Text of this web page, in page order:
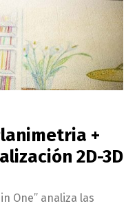
+
2D-3D
One” analiza las